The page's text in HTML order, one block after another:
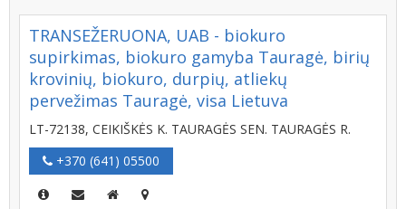
TRANSEŽERUONA, UAB - biokuro
supirkimas, biokuro gamyba Tauragė, birių
krovinių, biokuro, durpių, atliekų
pervežimas Tauragė, visa Lietuva
LT-72138, CEIKIŠKĖS K. TAURAGĖS SEN. TAURAGĖS R.
+370 (641) 05500